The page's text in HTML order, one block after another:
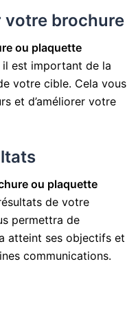
brochure
ou plaquette
il est important de la
votre cible. Cela vous
et d’améliorer votre
ou plaquette
de votre
permettra de
atteint ses objectifs et
communications.